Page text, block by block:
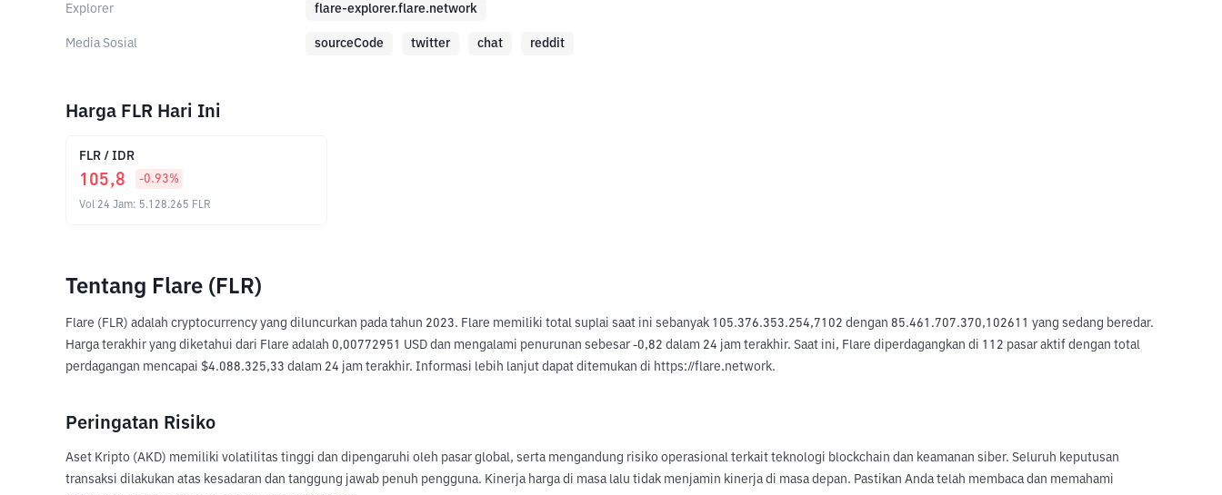
Explorer flare-explorer.flare.network
Media Sosial sourceCode twitter chat reddit
Harga FLR Hari Ini
FLR / IDR
105,8 -0.93%
Vol 24 Jam: 5.128.265 FLR
Tentang Flare (FLR)
Flare (FLR) adalah cryptocurrency yang diluncurkan pada tahun 2023. Flare memiliki total suplai saat ini sebanyak 105.376.353.254,7102 dengan 85.461.707.370,102611 yang sedang beredar.
Harga terakhir yang diketahui dari Flare adalah 0,00772951 USD dan mengalami penurunan sebesar -0,82 dalam 24 jam terakhir. Saat ini, Flare diperdagangkan di 112 pasar aktif dengan total
perdagangan mencapai $4.088.325,33 dalam 24 jam terakhir. Informasi lebih lanjut dapat ditemukan di https://flare.network.
Peringatan Risiko
Aset Kripto (AKD) memiliki volatilitas tinggi dan dipengaruhi oleh pasar global, serta mengandung risiko operasional terkait teknologi blockchain dan keamanan siber. Seluruh keputusan
transaksi dilakukan atas kesadaran dan tanggung jawab penuh pengguna. Kinerja harga di masa lalu tidak menjamin kinerja di masa depan. Pastikan Anda telah membaca dan memahami